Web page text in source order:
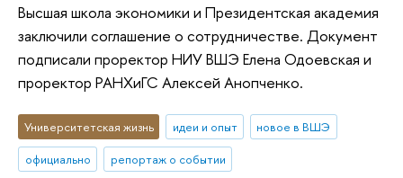
Высшая школа экономики и Президентская академия
заключили соглашение о сотрудничестве. Документ
подписали проректор НИУ ВШЭ Елена Одоевская и
проректор РАНХиГС Алексей Анопченко.
Университетская жизнь идеи и опыт
новое в ВШЭ
официально
репортаж о событии